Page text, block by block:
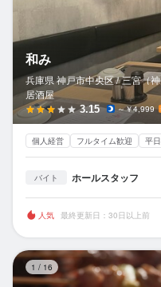
和み
兵庫県 神戸市中央区 / 三宮（
居酒屋
3.15 ～￥4,999
個人経営 フルタイム歓迎 平
バイト ホールスタッフ
人気 最終更新日：30日以上前
1 / 16